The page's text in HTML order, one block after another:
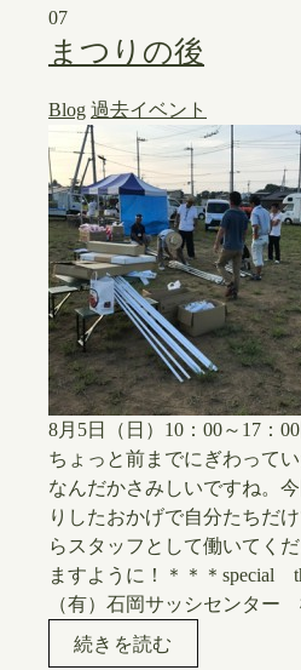
07
まつりの後
Blog 過去イベント
8月5日（日）10：00～17：
ちょっと前までにぎわって
なんだかさみしいですね。
りしたおかげで自分たちだ
らスタッフとして働いてく
ますように！＊＊＊
（有）石岡サッシセンタ
続きを読む